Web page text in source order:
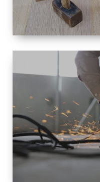
TAILLE
PETITE À
GRANDE